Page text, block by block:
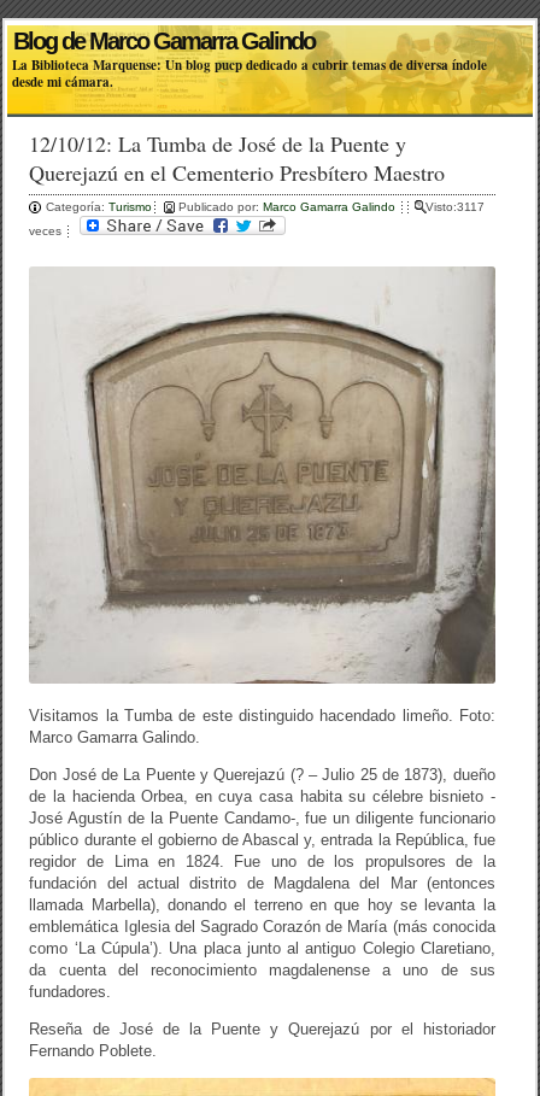
Blog de Marco Gamarra Galindo
La Biblioteca Marquense: Un blog pucp dedicado a cubrir temas de diversa índole
desde mi cámara.
12/10/12: La Tumba de José de la Puente y
Querejazú en el Cementerio Presbítero Maestro
Categoría:Turismo Publicado por:Marco Gamarra Galindo
Visto:3117
veces
Visitamos la Tumba de este distinguido hacendado limeño. Foto:
Marco Gamarra Galindo.
Don José de La Puente y Querejazú (? – Julio 25 de 1873), dueño
de la hacienda Orbea, en cuya casa habita su célebre bisnieto -
José Agustín de la Puente Candamo-, fue un diligente funcionario
público durante el gobierno de Abascal y, entrada la República, fue
regidor de Lima en 1824. Fue uno de los propulsores de la
fundación del actual distrito de Magdalena del Mar (entonces
llamada Marbella), donando el terreno en que hoy se levanta la
emblemática Iglesia del Sagrado Corazón de María (más conocida
como ‘La Cúpula’). Una placa junto al antiguo Colegio Claretiano,
da cuenta del reconocimiento magdalenense a uno de sus
fundadores.
Reseña de José de la Puente y Querejazú por el historiador
Fernando Poblete.